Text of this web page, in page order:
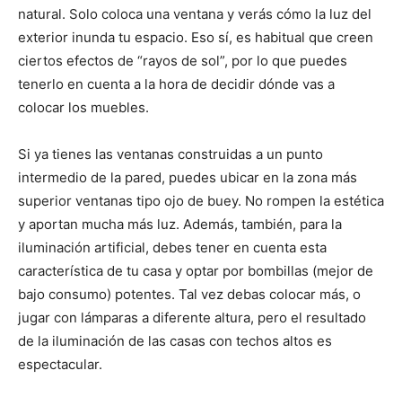
natural. Solo coloca una ventana y verás cómo la luz del
exterior inunda tu espacio. Eso sí, es habitual que creen
ciertos efectos de “rayos de sol”, por lo que puedes
tenerlo en cuenta a la hora de decidir dónde vas a
colocar los muebles.
Si ya tienes las ventanas construidas a un punto
intermedio de la pared, puedes ubicar en la zona más
superior ventanas tipo ojo de buey. No rompen la estética
y aportan mucha más luz. Además, también, para la
iluminación artificial, debes tener en cuenta esta
característica de tu casa y optar por bombillas (mejor de
bajo consumo) potentes. Tal vez debas colocar más, o
jugar con lámparas a diferente altura, pero el resultado
de la iluminación de las casas con techos altos es
espectacular.